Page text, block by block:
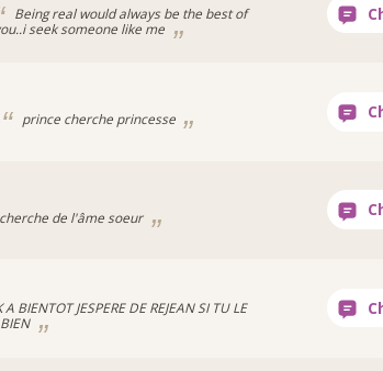
Being real would always be the best of
seek someone like me
prince cherche princesse
de l'âme soeur
A BIENTOT JESPERE DE REJEAN SI TU LE